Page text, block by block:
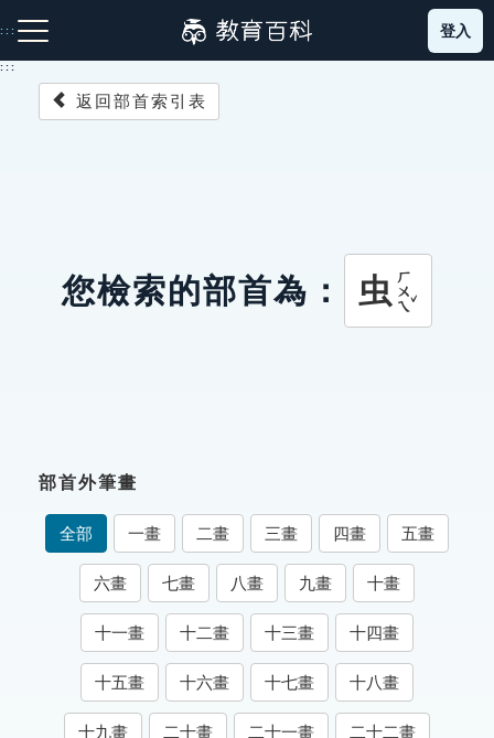
到
主
:::
索引選單
知識索引
單字索引
生命大百科索引
遊戲專區
登入
:::
返回部首索引表
您檢索的部首為： 虫 ㄏㄨㄟˇ
部首外筆畫
全部 一畫 二畫 三畫 四畫 五畫
六畫 七畫 八畫 九畫 十畫
十一畫 十二畫 十三畫 十四畫
十五畫 十六畫 十七畫 十八畫
十九畫 二十畫 二十一畫 二十二畫